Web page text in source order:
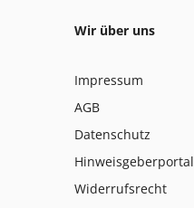
Wir über uns
Impressum
AGB
Datenschutz
Hinweisgeberportal
Widerrufsrecht